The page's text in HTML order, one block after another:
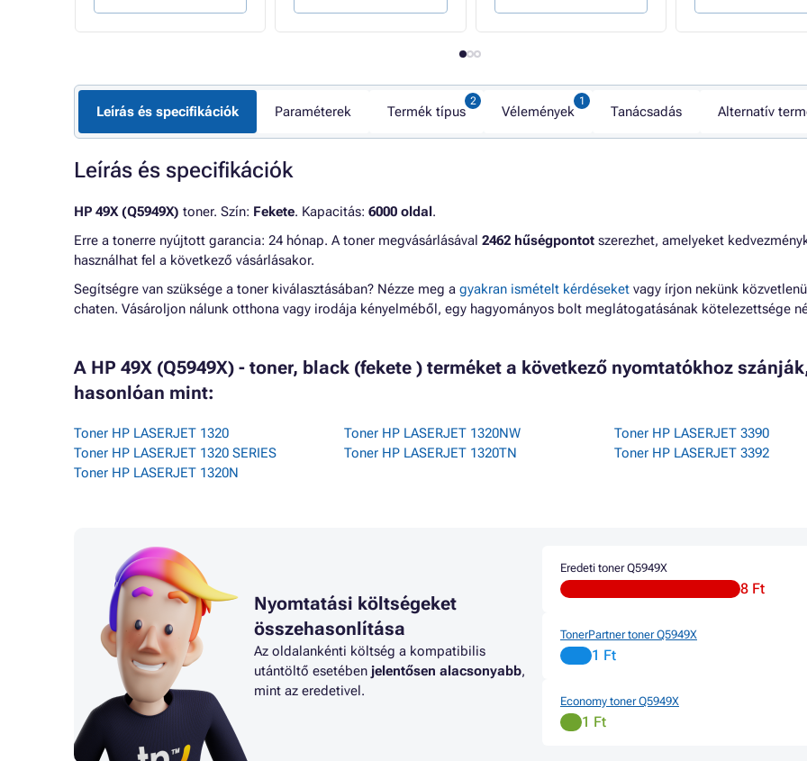
Leírás és specifikációk Paraméterek Termék típus Vélemények Tanácsadás Alternatív
Leírás és specifikációk
HP 49X (Q5949X) toner. Szín: Fekete. Kapacitás: 6000 oldal.
Erre a tonerre nyújtott garancia: 24 hónap. A toner megvásárlásával 2462 hűségpontot szerezhet, amelyeket
használhat fel a következő vásárlásakor.
Segítségre van szüksége a toner kiválasztásában? Nézze meg a gyakran ismételt kérdéseket vagy írjon nekünk
chaten. Vásároljon nálunk otthona vagy irodája kényelméből, egy hagyományos bolt meglátogatásának kötelezettsége
A HP 49X (Q5949X) - toner, black (fekete ) terméket a következő nyomtatókhoz
hasonlóan mint:
Toner HP LASERJET 1320
Toner HP LASERJET 1320 SERIES
Toner HP LASERJET 1320N
Toner HP LASERJET 1320NW
Toner HP LASERJET 1320TN
Toner HP LASERJET 3390
Toner HP LASERJET 3392
Nyomtatási költségeket
összehasonlítása
Az oldalankénti költség a kompatibilis
utántöltő esetében jelentősen alacsonyabb,
mint az eredetivel.
Eredeti toner Q5949X
8 Ft
TonerPartner toner Q5949X
1 Ft
Economy toner Q5949X
1 Ft